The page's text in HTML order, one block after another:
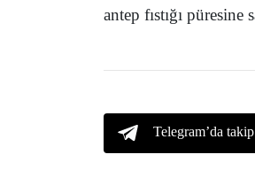
antep fıstığı püresine
Telegram’da